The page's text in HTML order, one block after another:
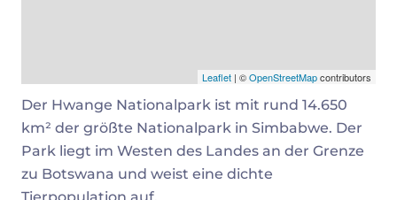
Leaflet | ©OpenStreetMapcontributors
Der Hwange Nationalpark ist mit rund 14.650
km² der größte Nationalpark in Simbabwe. Der
Park liegt im Westen des Landes an der Grenze
zu Botswana und weist eine dichte